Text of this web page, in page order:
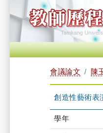
會議論文 陳
創造性藝術表
學年